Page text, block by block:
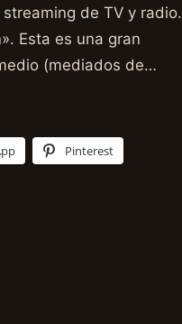
de TV y radio.
Esta es una gran
(mediados de…
Pinterest